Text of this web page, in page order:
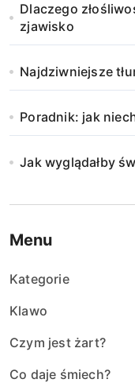
Dlaczego
zjawisko
Najdziwniejsze
Poradnik: jak
Jak wyglądałby
Menu
Kategorie
Klawo
Czym jest żart?
Co daje śmiech?